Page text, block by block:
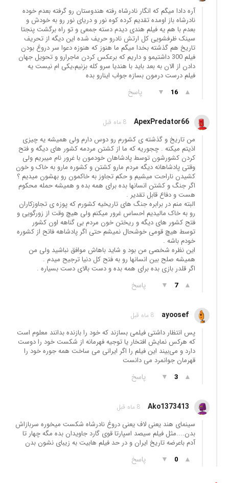
آره دادا میگم که انگار نادرشاه رفته هندوستان رو گرفته بعدم خوده
نادرشاه باز اومده تقدیم کرده کوه نور و دریای نور رو به خودش و
بعدم با هم یه فیلم هندی دیدم دسته جمعی و تو راه برگشت پنجتا
سینک ظرفشویی کل ارتش نادرو حریف شده این دیگه از تحریف
تاریخ هم گذشته بخدا میگم ما هنوز که هنوزه دعوا سر دروغ بودن
فیلم 300 داشتیمو و داریم که برعکس کردن ماجرارو و تحویل جهان
دادن از الان به بعد باید با هندیا سرو کله بزنیم،یکی ام نیست یه
فیلم درست درمون بسازه جواب اینارو بده
▲
16
▼ پاسخ
ApexPredator66 8 ماه قبل
من تاریخ و گذشته ی کشورم رو دوس دارم ولی همیشه یه چیزی
اذیتم میکنه . چجوریه که ما از کشتن مردمه کشور های دیگه و فتح
کردن کشورشون توسط پادشاهان خودمون با غرور نام میبریم ولی
وقتی پادشاهانه دیگه مردم مارو کشتن و کشوره مارو به خاک و خون
کشیدن ناراحت میشیم و حکم تجاوز به خاکمون رو بهشون میدیم ؟
اگر جنگ و کشتن انسانها بده برای همه بده و همیشه حمله محکوم
هست و دفاع قابل تقدیر .
البته منم در برابره جنگ های تاریخیه کشورم که پوزه ی تجاوزکاران
رو به خاک مالیدیم احساس غرور میکنم ولی هیچ وقت از زورگویی و
فتح کشور های دیگه و ریختن خون مردم بی گناهه اون کشور
توسط هیچ قومی خوشحال نمیشم حتی اگر پادشاهه فاتح از کشوره
خودم باشه .
این نظره شخصی من بود و شاید باهاش موافق نباشید ولی من
همیشه صلح بین انسانها رو به فتح کل دنیا ترجیح میدم .
اگر قلدر بازی بده برای همه بده و دست بالای دست بسیاره .
▲
7
▼ پاسخ
ayoosef 8 ماه قبل
پس انتظار داشتی فیلمی بسازند که خود را بازنده بدانند معلوم است
که هرکس نمایش افتخار یا توجیه فهرمانه از شکست خود را دوست
دارد و می‌بیند این فیلم را اگر ایرانی می ساخت همه جوره خود را
قهرمان جوانمرد می دانست
▲
3
▼ پاسخ
Ako1373413 8 ماه قبل
سینمای هند یعنی لاف یعنی دروغ نادرشاه شکست میخوره سربازاش
بدن....مثل فیلم سیصد اسپارتا قوی گارد جاویدان بده مگه چهار تا
آدم باعرضه تاریخ ایران و در حد فیلم هابیت به زیبای نشون بدن
▲
0
▼ پاسخ